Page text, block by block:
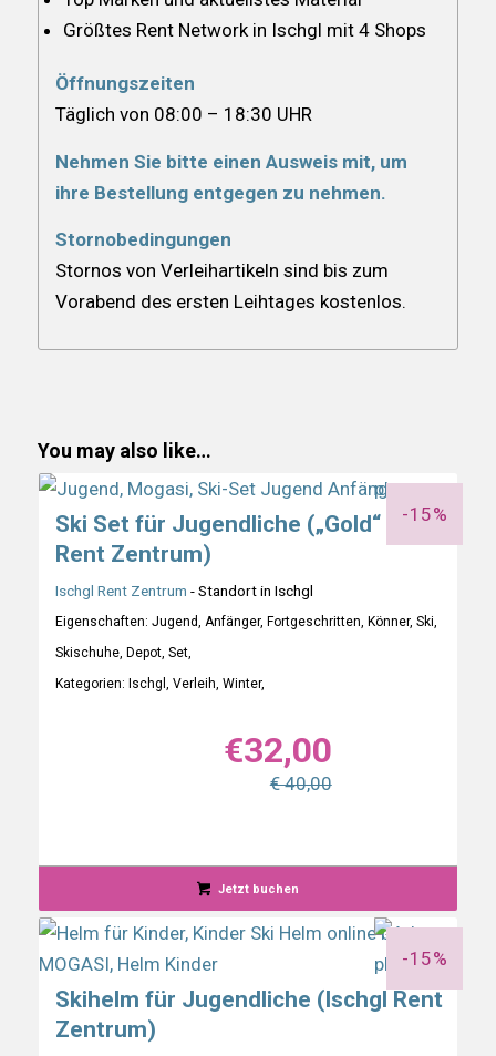
Größtes Rent Network in Ischgl mit 4 Shops
Öffnungszeiten
Täglich von 08:00 – 18:30 UHR
Nehmen Sie bitte einen Ausweis mit, um
ihre Bestellung entgegen zu nehmen.
Stornobedingungen
Stornos von Verleihartikeln sind bis zum
Vorabend des ersten Leihtages kostenlos.
You may also like…
-15%
Ski Set für Jugendliche („Gold“ Ischgl
Rent Zentrum)
Ischgl Rent Zentrum - Standort in Ischgl
Eigenschaften: Jugend, Anfänger, Fortgeschritten, Könner, Ski,
Skischuhe, Depot, Set,
Kategorien: Ischgl, Verleih, Winter,
€32,00
€ 40,00
Jetzt buchen
-15%
Skihelm für Jugendliche (Ischgl Rent
Zentrum)